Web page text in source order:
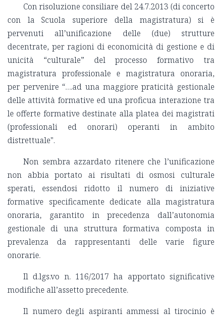
Con risoluzione consiliare del 24.7.2013 (di concerto
con la Scuola superiore della magistratura) si è
pervenuti all’unificazione delle (due) strutture
decentrate, per ragioni di economicità di gestione e di
unicità “culturale” del processo formativo tra
magistratura professionale e magistratura onoraria,
per pervenire “….ad una maggiore praticità gestionale
delle attività formative ed una proficua interazione tra
le offerte formative destinate alla platea dei magistrati
(professionali ed onorari) operanti in ambito
distrettuale".
Non sembra azzardato ritenere che l’unificazione
non abbia portato ai risultati di osmosi culturale
sperati, essendosi ridotto il numero di iniziative
formative specificamente dedicate alla magistratura
onoraria, garantito in precedenza dall’autonomia
gestionale di una struttura formativa composta in
prevalenza da rappresentanti delle varie figure
onorarie.
Il d.lgs.vo n. 116/2017 ha apportato significative
modifiche all’assetto precedente.
Il numero degli aspiranti ammessi al tirocinio è